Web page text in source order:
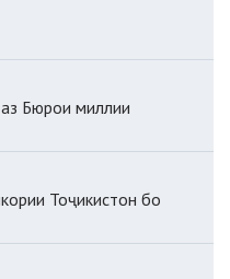
Бюрои миллии
Тоҷикистон бо